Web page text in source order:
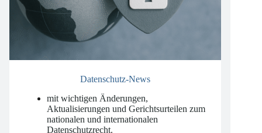
Datenschutz-News
mit wichtigen Änderungen,
Aktualisierungen und Gerichtsurteilen zum